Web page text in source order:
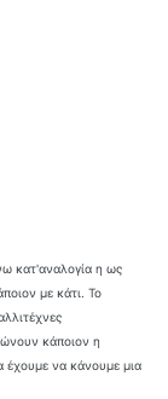
κατ'αναλογία η ως
με κάτι. Το
κάποιον η
έχουμε να κάνουμε μια